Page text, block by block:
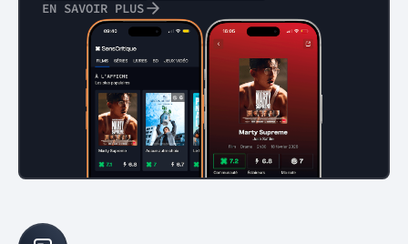
EN SAVOIR PLUS